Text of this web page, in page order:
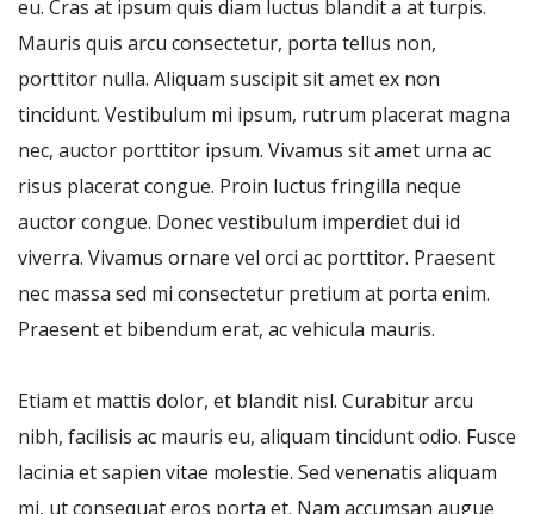
eu. Cras at ipsum quis diam luctus blandit a at turpis.
Mauris quis arcu consectetur, porta tellus non,
porttitor nulla. Aliquam suscipit sit amet ex non
tincidunt. Vestibulum mi ipsum, rutrum placerat magna
nec, auctor porttitor ipsum. Vivamus sit amet urna ac
risus placerat congue. Proin luctus fringilla neque
auctor congue. Donec vestibulum imperdiet dui id
viverra. Vivamus ornare vel orci ac porttitor. Praesent
nec massa sed mi consectetur pretium at porta enim.
Praesent et bibendum erat, ac vehicula mauris.
Etiam et mattis dolor, et blandit nisl. Curabitur arcu
nibh, facilisis ac mauris eu, aliquam tincidunt odio. Fusce
lacinia et sapien vitae molestie. Sed venenatis aliquam
mi, ut consequat eros porta et. Nam accumsan augue